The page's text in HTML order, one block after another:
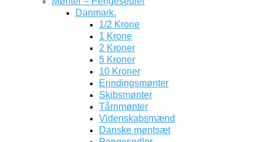
Danmark.
1/2 Krone
1 Krone
2 Kroner
5 Kroner
10 Kroner
Erindingsmønter
Skibsmønter
Tårnmønter
Videnskabsmænd
Danske møntsæt